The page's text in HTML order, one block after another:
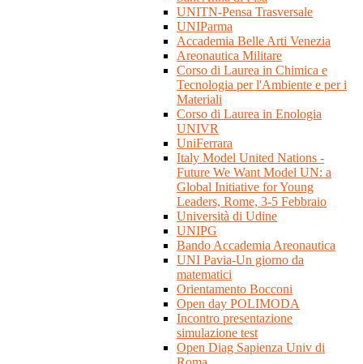
UNITN-Pensa Trasversale
UNIParma
Accademia Belle Arti Venezia
Areonautica Militare
Corso di Laurea in Chimica e
Tecnologia per l'Ambiente e per i
Materiali
Corso di Laurea in Enologia
UNIVR
UniFerrara
Italy Model United Nations -
Future We Want Model UN: a
Global Initiative for Young
Leaders, Rome, 3-5 Febbraio
Università di Udine
UNIPG
Bando Accademia Areonautica
UNI Pavia-Un giorno da
matematici
Orientamento Bocconi
Open day POLIMODA
Incontro presentazione
simulazione test
Open Diag Sapienza Univ di